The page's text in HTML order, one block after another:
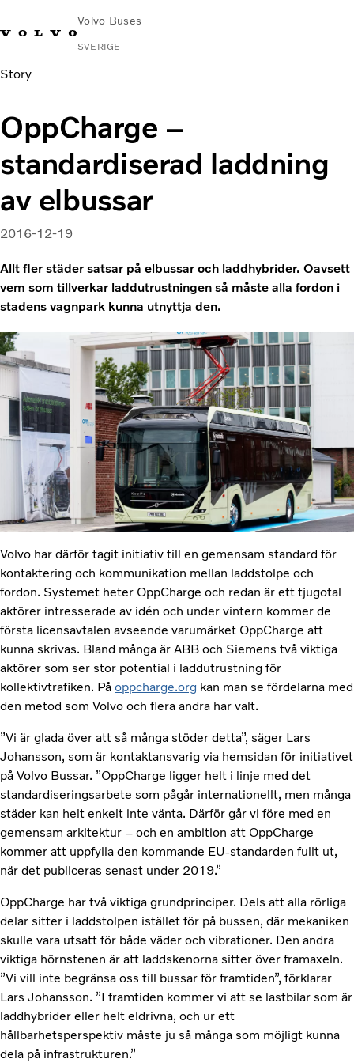
Volvo Buses
SVERIGE
Change
Stads- och intercitytrafik
Turistbussar
Varför Volvo?
Nyheter & stories
Story
OppCharge –
standardiserad laddning
av elbussar
2016-12-19
Allt fler städer satsar på elbussar och laddhybrider. Oavsett
vem som tillverkar laddutrustningen så måste alla fordon i
stadens vagnpark kunna utnyttja den.
Volvo har därför tagit initiativ till en gemensam standard för
kontaktering och kommunikation mellan laddstolpe och
fordon. Systemet heter OppCharge och redan är ett tjugotal
aktörer intresserade av idén och under vintern kommer de
första licensavtalen avseende varumärket OppCharge att
kunna skrivas. Bland många är ABB och Siemens två viktiga
aktörer som ser stor potential i laddutrustning för
kollektivtrafiken. På oppcharge.org kan man se fördelarna med
den metod som Volvo och flera andra har valt.
”Vi är glada över att så många stöder detta”, säger Lars
Johansson, som är kontaktansvarig via hemsidan för initiativet
på Volvo Bussar. ”OppCharge ligger helt i linje med det
standardiseringsarbete som pågår internationellt, men många
städer kan helt enkelt inte vänta. Därför går vi före med en
gemensam arkitektur – och en ambition att OppCharge
kommer att uppfylla den kommande EU-standarden fullt ut,
när det publiceras senast under 2019.”
OppCharge har två viktiga grundprinciper. Dels att alla rörliga
delar sitter i laddstolpen istället för på bussen, där mekaniken
skulle vara utsatt för både väder och vibrationer. Den andra
viktiga hörnstenen är att laddskenorna sitter över framaxeln.
”Vi vill inte begränsa oss till bussar för framtiden”, förklarar
Lars Johansson. ”I framtiden kommer vi att se lastbilar som är
laddhybrider eller helt eldrivna, och ur ett
hållbarhetsperspektiv måste ju så många som möjligt kunna
dela på infrastrukturen.”